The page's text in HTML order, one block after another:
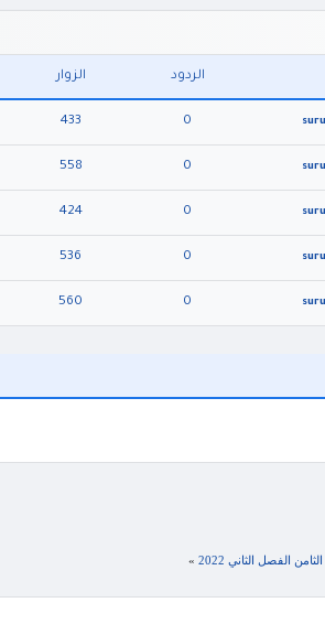
الردود الزوار
0
433
0
558
0
424
0
536
0
560
الفصل الثاني 2022 »